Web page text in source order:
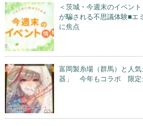
＜茨城・今週末のイベン
が騙される不思議体験■エ
に焦点
富岡製糸場（群馬）と人
器」 今年もコラボ 限定